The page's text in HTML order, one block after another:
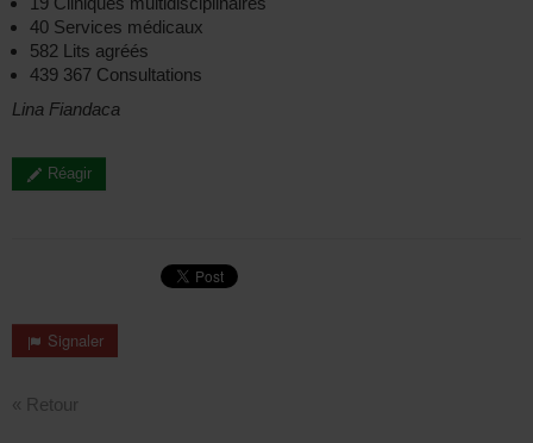
40 Services médicaux
582 Lits agréés
439 367 Consultations
Lina Fiandaca
Réagir
Signaler
« Retour